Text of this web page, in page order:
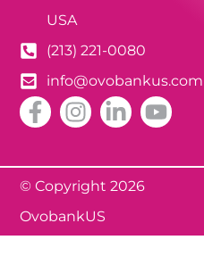
USA
(213) 221-0080
info@ovobankus.com
© Copyright 2026
OvobankUS